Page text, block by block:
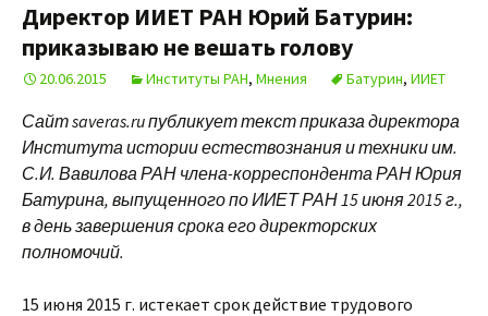
Директор ИИЕТ РАН Юрий Батурин:
приказываю не вешать голову
20.06.2015 Институты РАН, Мнения Батурин, ИИЕТ
Сайт saveras.ru публикует текст приказа директора
Института истории естествознания и техники им.
С.И. Вавилова РАН члена-корреспондента РАН Юрия
Батурина, выпущенного по ИИЕТ РАН 15 июня 2015 г.,
в день завершения срока его директорских
полномочий.
15 июня 2015 г. истекает срок действие трудового